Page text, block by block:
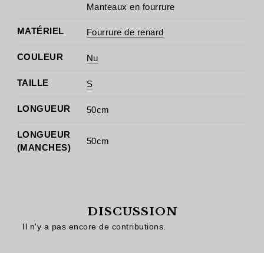
Manteaux en fourrure
MATÉRIEL Fourrure de renard
COULEUR Nu
TAILLE S
LONGUEUR 50cm
LONGUEUR
(MANCHES)
50cm
DISCUSSION
Il n'y a pas encore de contributions.